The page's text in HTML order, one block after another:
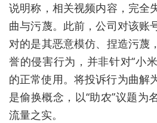
说明称，相关视频内容，完全
曲与污蔑。此前，公司对该账
对的是其恶意模仿、捏造污蔑
誉的侵害行为，并非针对“小
的正常使用。将投诉行为曲解为
是偷换概念，以“助农”议题为
流量之实。